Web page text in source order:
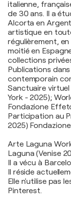
italienne,
de 30 ans. Il a
Alcorta en
artistique en
régulièrement,
moitié en
collections
Publications
contemporain
Sanctuaire
York - 2025);
Fondazione
Participation au
2025)
Arte Laguna
Laguna (Venise
Il a vécu à
Il réside
Elle n'utilise pas
Pinterest.